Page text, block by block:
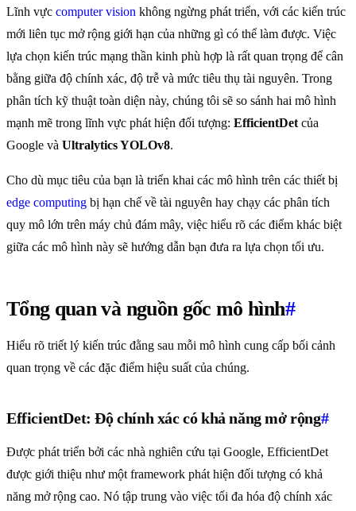
Lĩnh vực computer vision không ngừng phát triển, với các kiến trúc
mới liên tục mở rộng giới hạn của những gì có thể làm được. Việc
lựa chọn kiến trúc mạng thần kinh phù hợp là rất quan trọng để cân
bằng giữa độ chính xác, độ trễ và mức tiêu thụ tài nguyên. Trong
phân tích kỹ thuật toàn diện này, chúng tôi sẽ so sánh hai mô hình
mạnh mẽ trong lĩnh vực phát hiện đối tượng: EfficientDet của
Google và Ultralytics YOLOv8.
Cho dù mục tiêu của bạn là triển khai các mô hình trên các thiết bị
edge computing bị hạn chế về tài nguyên hay chạy các phân tích
quy mô lớn trên máy chủ đám mây, việc hiểu rõ các điểm khác biệt
giữa các mô hình này sẽ hướng dẫn bạn đưa ra lựa chọn tối ưu.
Tổng quan và nguồn gốc mô hình#
Hiểu rõ triết lý kiến trúc đằng sau mỗi mô hình cung cấp bối cảnh
quan trọng về các đặc điểm hiệu suất của chúng.
EfficientDet: Độ chính xác có khả năng mở rộng#
Được phát triển bởi các nhà nghiên cứu tại Google, EfficientDet
được giới thiệu như một framework phát hiện đối tượng có khả
năng mở rộng cao. Nó tập trung vào việc tối đa hóa độ chính xác